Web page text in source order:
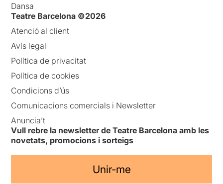
Dansa
Teatre Barcelona ©2026
Atenció al client
Avís legal
Política de privacitat
Política de cookies
Condicions d’ús
Comunicacions comercials i Newsletter
Anuncia’t
Vull rebre la newsletter de Teatre Barcelona amb les
novetats, promocions i sorteigs
Unir-me